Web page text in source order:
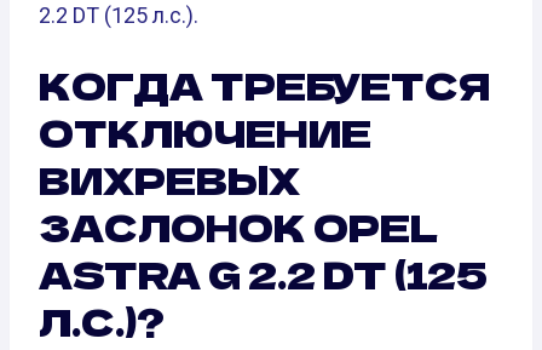
2.2 DT (125 л.с.).
КОГДА ТРЕБУЕТСЯ
ОТКЛЮЧЕНИЕ
ВИХРЕВЫХ
ЗАСЛОНОК OPEL
ASTRA G 2.2 DT (125
Л.С.)?